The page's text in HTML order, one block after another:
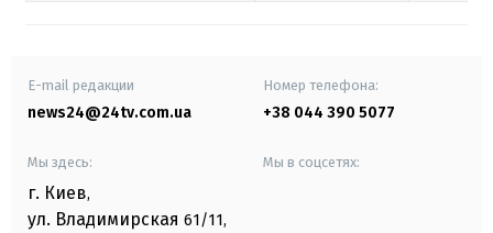
E-mail редакции
news24@24tv.com.ua
Номер телефона:
+38 044 390 5077
Мы здесь:
г. Киев,
ул. Владимирская 61/11,
Мы в соцсетях: